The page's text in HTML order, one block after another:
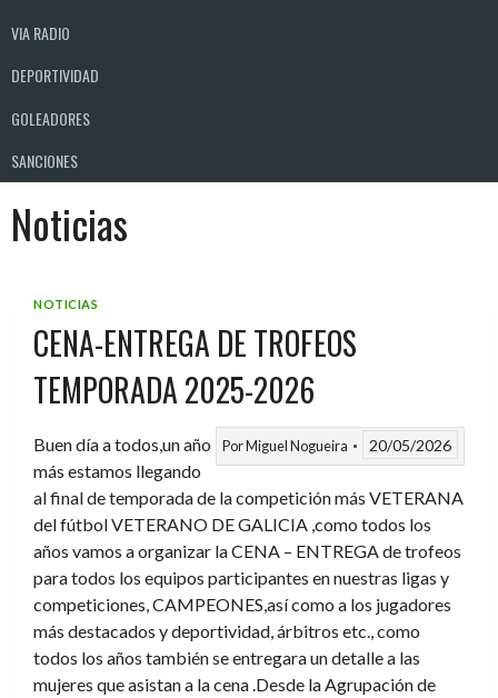
VIA RADIO
DEPORTIVIDAD
GOLEADORES
SANCIONES
Noticias
NOTICIAS
CENA-ENTREGA DE TROFEOS
TEMPORADA 2025-2026
PorMiguel Nogueira 20/05/2026
Buen día a todos,un año
más estamos llegando
al final de temporada de la competición más VETERANA
del fútbol VETERANO DE GALICIA ,como todos los
años vamos a organizar la CENA – ENTREGA de trofeos
para todos los equipos participantes en nuestras ligas y
competiciones, CAMPEONES,así como a los jugadores
más destacados y deportividad, árbitros etc., como
todos los años también se entregara un detalle a las
mujeres que asistan a la cena .Desde la Agrupación de